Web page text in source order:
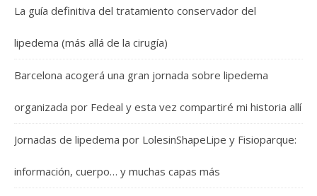
La guía definitiva del tratamiento conservador del
lipedema (más allá de la cirugía)
Barcelona acogerá una gran jornada sobre lipedema
organizada por Fedeal y esta vez compartiré mi historia allí
Jornadas de lipedema por LolesinShapeLipe y Fisioparque:
información, cuerpo… y muchas capas más